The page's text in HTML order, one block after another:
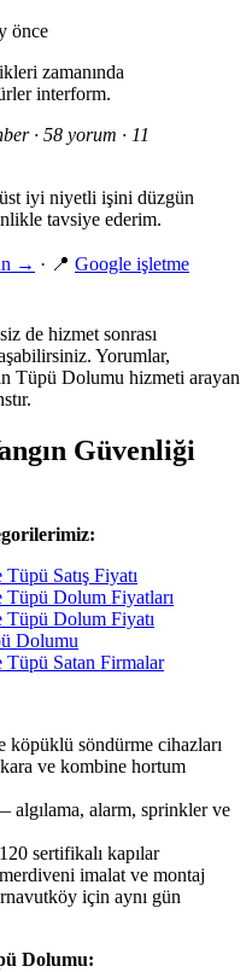
önce
zamanında
interform.
· 58 yorum · 11
iyi niyetli işini düzgün
tavsiye ederim.
→ · 📍 Google işletme
de hizmet sonrası
Yorumlar,
Tüpü Dolumu hizmeti arayan
Güvenliği
Satış Fiyatı
Tüpü Dolum Fiyatları
Tüpü Dolum Fiyatı
Dolumu
Tüpü Satan Firmalar
söndürme cihazları
ve kombine hortum
algılama, alarm, sprinkler ve
sertifikalı kapılar
imalat ve montaj
için aynı gün
Dolumu: